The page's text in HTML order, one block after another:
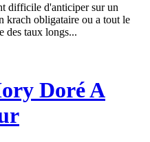
difficile d'anticiper sur un
krach obligataire ou a tout le
des taux longs...
DoréA